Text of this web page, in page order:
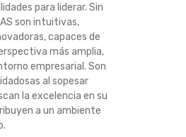
para liderar. Sin
son intuitivas,
capaces de
más amplia,
empresarial. Son
al sopesar
la excelencia en su
a un ambiente